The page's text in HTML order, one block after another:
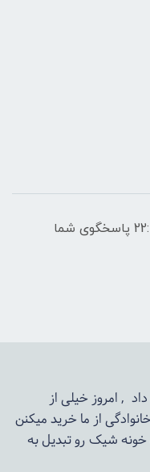
هفت روز هفته ، از ساعت 10:00 تا 22:00 پاسخگوی شما
, امروز خیلی از
از ما خرید میکنن
خونه شیکرو تبدیل به